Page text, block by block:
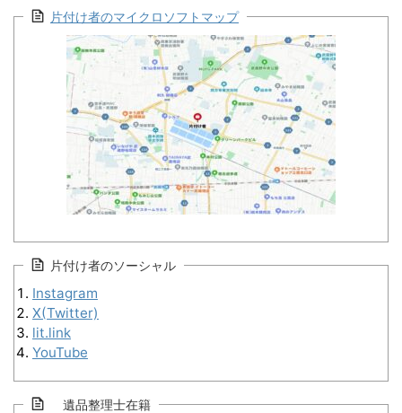
片付け者のマイクロソフトマップ
片付け者のソーシャル
Instagram
X(Twitter)
lit.link
YouTube
遺品整理士在籍